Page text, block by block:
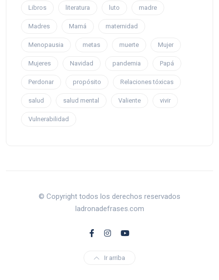
Libros literatura luto madre
Madres Mamá maternidad
Menopausia metas muerte Mujer
Mujeres Navidad pandemia Papá
Perdonar propósito Relaciones tóxicas
salud salud mental Valiente vivir
Vulnerabilidad
© Copyright todos los derechos reservados
ladronadefrases.com
Ir arriba